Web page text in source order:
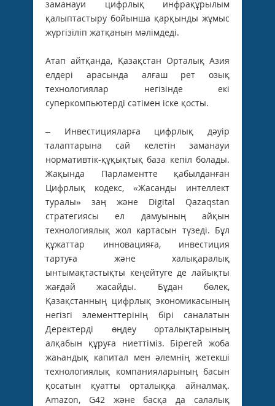
заманауи цифрлық инфрақұрылым
қалыптастыру бойынша қарқынды жұмыс
жүргізіліп жатқанын мәлімдеді.
Атап айтқанда, Қазақстан Орталық Азия
елдері арасында алғаш рет озық
технологиялар негізінде екі
суперкомпьютерді сәтімен іске қосты.
– Инвестицияларға цифрлық дәуір
талаптарына сай келетін заманауи
нормативтік-құқықтық база кепіл болады.
Жақында Парламентте қабылданған
Цифрлық кодекс, «Жасанды интеллект
туралы» заң және Digital Qazaqstan
стратегиясы ел дамуының айқын
технологиялық жол картасын түзеді. Бұл
құжаттар инновацияға, инвестиция
тартуға және халықаралық
ынтымақтастықты кеңейтуге де лайықты
жағдай жасайды. Бұдан бөлек,
Қазақстанның цифрлық экономикасының
негізгі элементтерінің бірі саналатын
Деректерді өңдеу орталықтарының
алқабын құруға ниеттіміз. Бірегей жоба
жаһандық капитал мен әлемнің жетекші
технологиялық компанияларының басын
қосатын қуатты орталыққа айналмақ.
Amazon, G42 және басқа да салалық